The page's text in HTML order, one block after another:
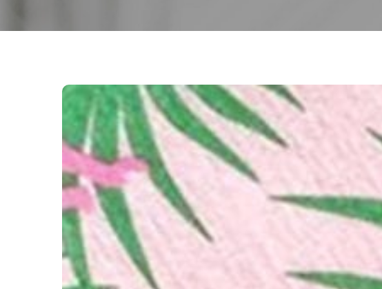
Huile
de
:
Silence
on
Pousse